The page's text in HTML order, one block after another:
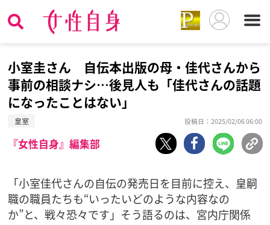
小室圭さん 自伝本出版の母・佳代さんから
事前の相談ナシ…後見人も「佳代さんの話題
になったことはない」
皇室 投稿日：2025/02/06 06:00
『女性自身』編集部
「小室佳代さんの自伝の発売日を目前に控え、皇嗣
職の職員たちも“いったいどのような内容なの
か”と、戦々恐々です」そう語るのは、宮内庁関係